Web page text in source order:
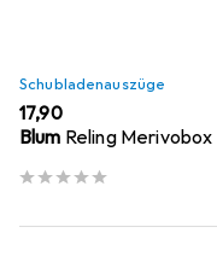
Schubladenauszüge
EUR
17,90
Blum Reling Merivobox